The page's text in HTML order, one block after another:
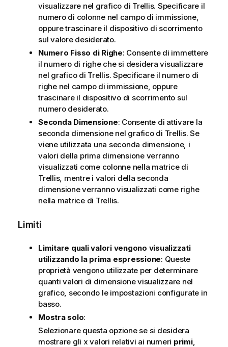
visualizzare nel grafico di Trellis. Specificare il
numero di colonne nel campo di immissione,
oppure trascinare il dispositivo di scorrimento
sul valore desiderato.
Numero Fisso di Righe: Consente di immettere
il numero di righe che si desidera visualizzare
nel grafico di Trellis. Specificare il numero di
righe nel campo di immissione, oppure
trascinare il dispositivo di scorrimento sul
numero desiderato.
Seconda Dimensione: Consente di attivare la
seconda dimensione nel grafico di Trellis. Se
viene utilizzata una seconda dimensione, i
valori della prima dimensione verranno
visualizzati come colonne nella matrice di
Trellis, mentre i valori della seconda
dimensione verranno visualizzati come righe
nella matrice di Trellis.
Limiti
Limitare quali valori vengono visualizzati
utilizzando la prima espressione: Queste
proprietà vengono utilizzate per determinare
quanti valori di dimensione visualizzare nel
grafico, secondo le impostazioni configurate in
basso.
Mostra solo:
Selezionare questa opzione se si desidera
mostrare gli x valori relativi ai numeri primi,